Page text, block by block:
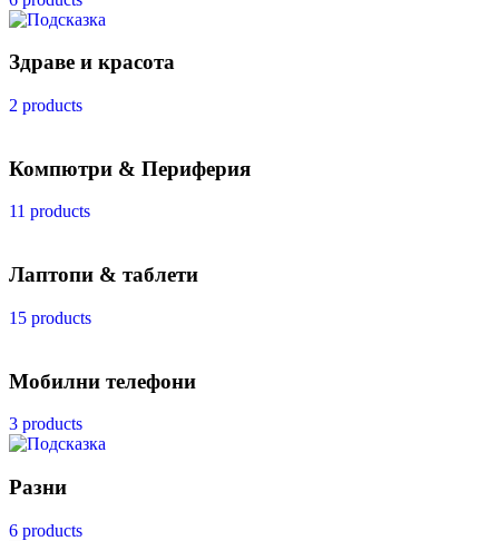
Здраве и красота
2 products
Компютри & Периферия
11 products
Лаптопи & таблети
15 products
Мобилни телефони
3 products
Разни
6 products